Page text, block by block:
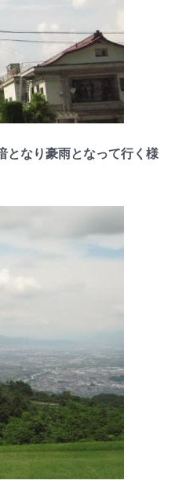
となり豪雨となって行く様